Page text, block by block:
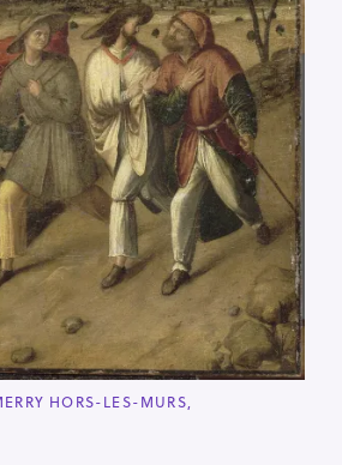
HORS-LES-MURS